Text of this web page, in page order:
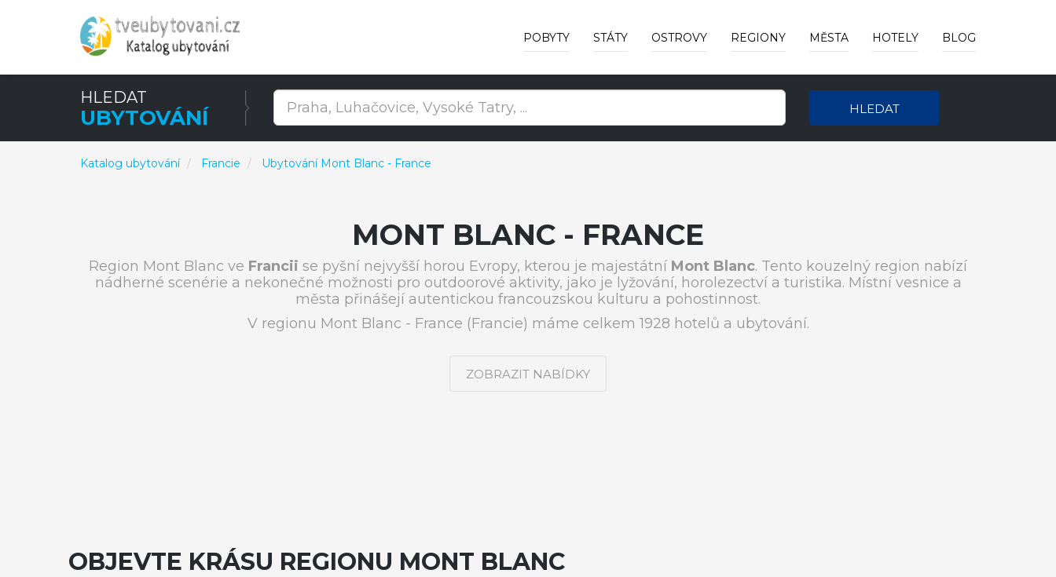
POBYTY STÁTY OSTROVY REGIONY MĚSTA HOTELY BLOG
HLEDAT
UBYTOVÁNÍ HLEDAT
Katalog ubytování Francie Ubytování Mont Blanc - France
MONT BLANC - FRANCE
Region Mont Blanc ve Francii se pyšní nejvyšší horou Evropy, kterou je majestátní Mont Blanc. Tento kouzelný region nabízí
nádherné scenérie a nekonečné možnosti pro outdoorové aktivity, jako je lyžování, horolezectví a turistika. Místní vesnice a
města přinášejí autentickou francouzskou kulturu a pohostinnost.
V regionu Mont Blanc - France (Francie) máme celkem 1928 hotelů a ubytování.
ZOBRAZIT NABÍDKY
OBJEVTE KRÁSU REGIONU MONT BLANC